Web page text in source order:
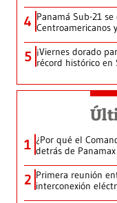
4 Panamá Sub-21
Centroamericanos
5 ¡Viernes dorado
récord histórico en
1 ¿Por qué el
detrás de Panamax
2 Primera reunión
interconexión